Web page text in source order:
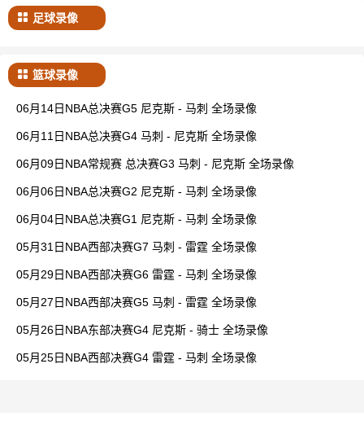
足球录像
篮球录像
06月14日NBA总决赛G5 尼克斯 - 马刺 全场录像
06月11日NBA总决赛G4 马刺 - 尼克斯 全场录像
06月09日NBA常规赛 总决赛G3 马刺 - 尼克斯 全场录像
06月06日NBA总决赛G2 尼克斯 - 马刺 全场录像
06月04日NBA总决赛G1 尼克斯 - 马刺 全场录像
05月31日NBA西部决赛G7 马刺 - 雷霆 全场录像
05月29日NBA西部决赛G6 雷霆 - 马刺 全场录像
05月27日NBA西部决赛G5 马刺 - 雷霆 全场录像
05月26日NBA东部决赛G4 尼克斯 - 骑士 全场录像
05月25日NBA西部决赛G4 雷霆 - 马刺 全场录像